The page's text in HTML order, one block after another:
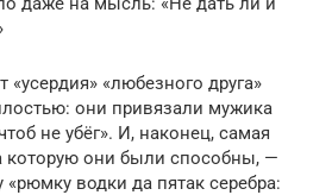
«усердия» «любезного друга»
они привязали мужика
не убёг». И, наконец, самая
которую они были способны, —
водки да пятак серебра: